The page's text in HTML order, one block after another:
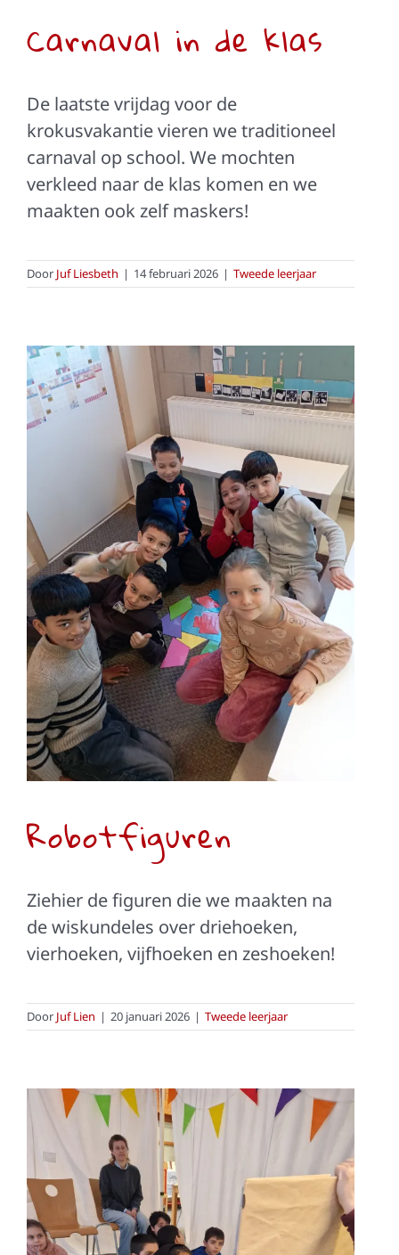
Carnaval in de klas
De laatste vrijdag voor de
krokusvakantie vieren we traditioneel
carnaval op school. We mochten
verkleed naar de klas komen en we
maakten ook zelf maskers!
Door Juf Liesbeth | 14 februari 2026 | Tweede leerjaar
Robotfiguren
Tweede leerjaar
Robotfiguren
Ziehier de figuren die we maakten na
de wiskundeles over driehoeken,
vierhoeken, vijfhoeken en zeshoeken!
Door Juf Lien | 20 januari 2026 | Tweede leerjaar